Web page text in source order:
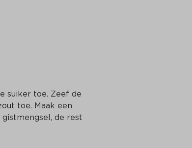
suiker toe. Zeef de
toe. Maak een
de rest